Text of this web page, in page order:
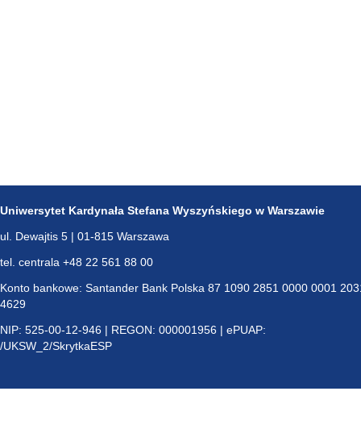
Uniwersytet Kardynała Stefana Wyszyńskiego w Warszawie
ul. Dewajtis 5 | 01-815 Warszawa
tel. centrala +48 22 561 88 00
Konto bankowe: Santander Bank Polska 87 1090 2851 0000 0001
4629
NIP: 525-00-12-946 | REGON: 000001956 | ePUAP:
/UKSW_2/SkrytkaESP